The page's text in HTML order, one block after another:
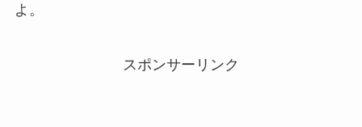
よ。
スポンサーリンク